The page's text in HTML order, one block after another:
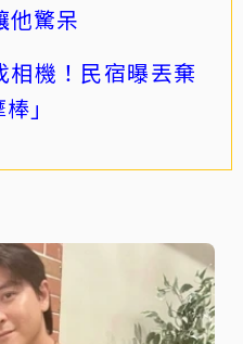
驚呆
機！民宿曝丟棄
」